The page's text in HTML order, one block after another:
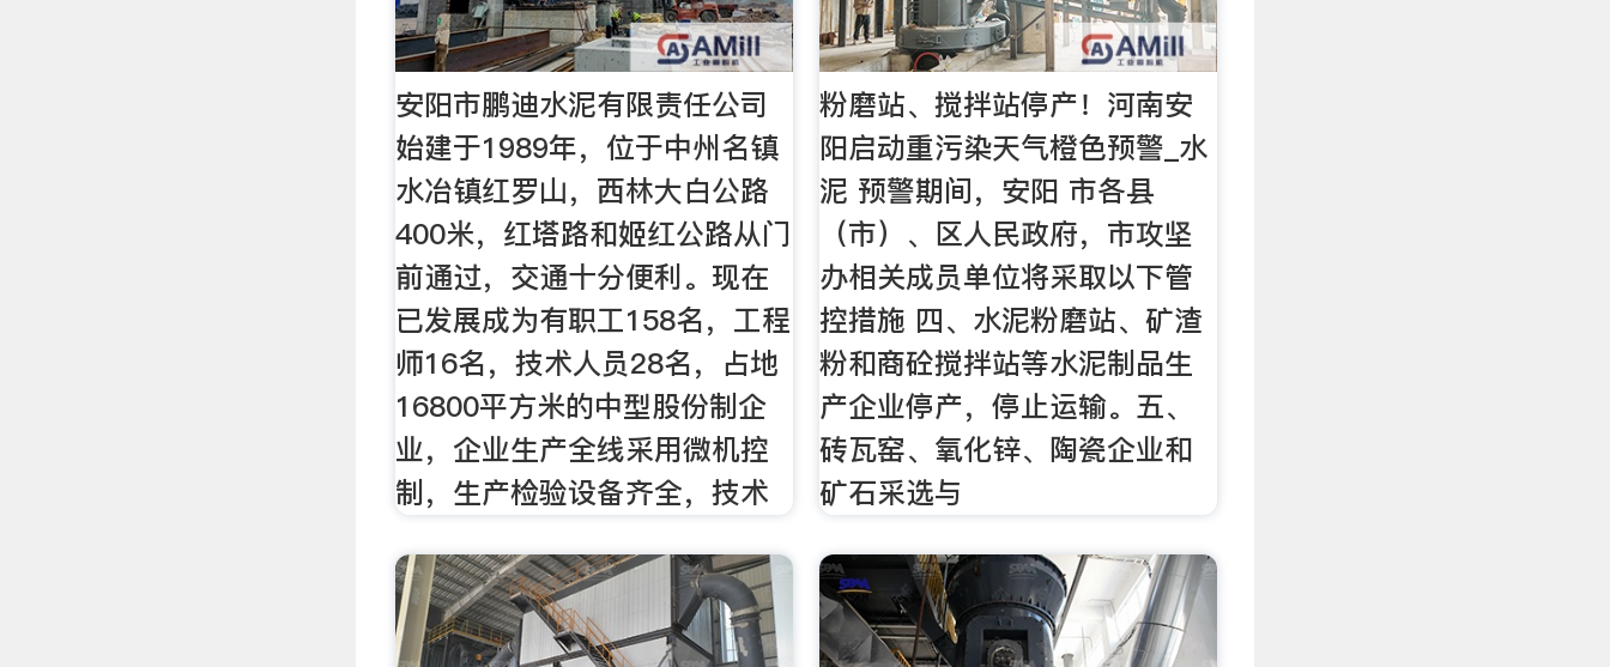
安阳市鹏迪水泥有限责任公司
始建于1989年，位于中州名镇
水冶镇红罗山，西林大白公路
400米，红塔路和姬红公路从门
前通过，交通十分便利。现在
已发展成为有职工158名，工程
师16名，技术人员28名，占地
16800平方米的中型股份制企
业，企业生产全线采用微机控
制，生产检验设备齐全，技术
粉磨站、搅拌站停产！河南安
阳启动重污染天气橙色预警_水
泥 预警期间，安阳 市各县
（市）、区人民政府，市攻坚
办相关成员单位将采取以下管
控措施 四、水泥粉磨站、矿渣
粉和商砼搅拌站等水泥制品生
产企业停产，停止运输。五、
砖瓦窑、氧化锌、陶瓷企业和
矿石采选与